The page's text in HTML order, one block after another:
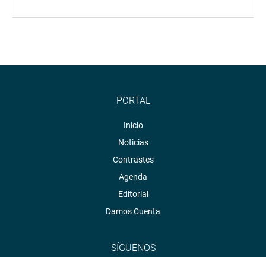
PORTAL
Inicio
Noticias
Contrastes
Agenda
Editorial
Damos Cuenta
SÍGUENOS